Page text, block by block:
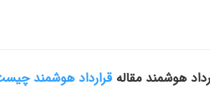
هوشمند مقاله